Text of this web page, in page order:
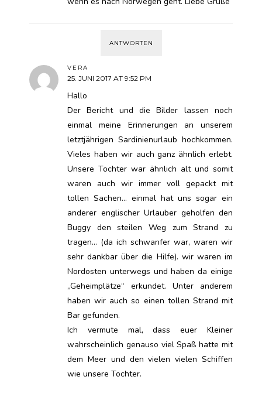
ANTWORTEN
VERA
25. JUNI 2017 AT 9:52 PM
Hallo
Der Bericht und die Bilder lassen noch
einmal meine Erinnerungen an unserem
letztjährigen Sardinienurlaub hochkommen.
Vieles haben wir auch ganz ähnlich erlebt.
Unsere Tochter war ähnlich alt und somit
waren auch wir immer voll gepackt mit
tollen Sachen… einmal hat uns sogar ein
anderer englischer Urlauber geholfen den
Buggy den steilen Weg zum Strand zu
tragen… (da ich schwanfer war, waren wir
sehr dankbar über die Hilfe). wir waren im
Nordosten unterwegs und haben da einige
„Geheimplätze“ erkundet. Unter anderem
haben wir auch so einen tollen Strand mit
Bar gefunden.
Ich vermute mal, dass euer Kleiner
wahrscheinlich genauso viel Spaß hatte mit
dem Meer und den vielen vielen Schiffen
wie unsere Tochter.